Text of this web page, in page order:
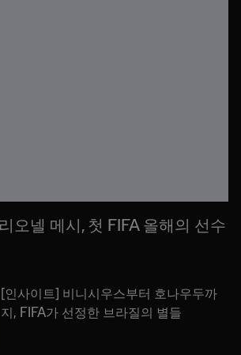
오넬 메시, 첫 FIFA 올해의 선수
[인사이트] 비니시우스부터 호나우두까
지, FIFA가 선정한 브라질의 별들